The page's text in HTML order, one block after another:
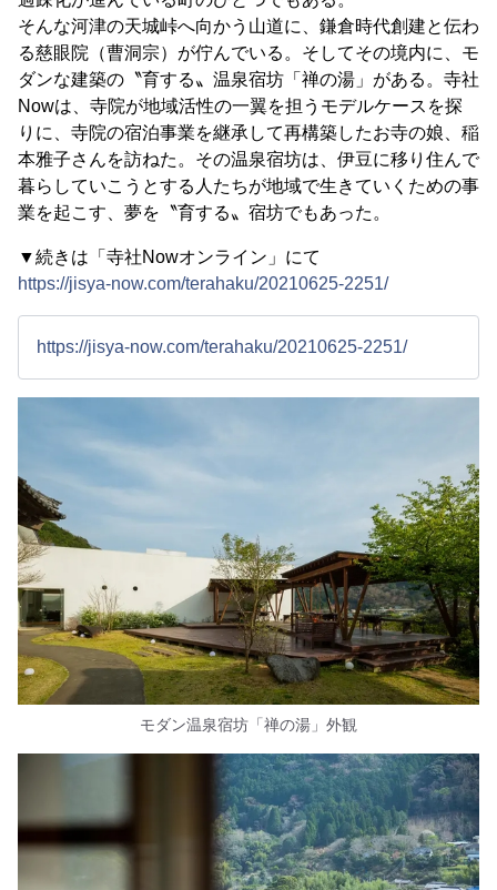
そんな河津の天城峠へ向かう山道に、鎌倉時代創建と伝わ
る慈眼院（曹洞宗）が佇んでいる。そしてその境内に、モ
ダンな建築の〝育する〟温泉宿坊「禅の湯」がある。寺社
Nowは、寺院が地域活性の一翼を担うモデルケースを探
りに、寺院の宿泊事業を継承して再構築したお寺の娘、稲
本雅子さんを訪ねた。その温泉宿坊は、伊豆に移り住んで
暮らしていこうとする人たちが地域で生きていくための事
業を起こす、夢を〝育する〟宿坊でもあった。
▼続きは「寺社Nowオンライン」にて
https://jisya-now.com/terahaku/20210625-2251/
https://jisya-now.com/terahaku/20210625-2251/
モダン温泉宿坊「禅の湯」外観